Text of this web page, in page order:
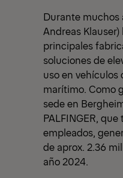
Durante muchos
Andreas
principales
soluciones de
uso en vehículos
marítimo. Como
sede en
PALFINGER,
empleados,
de aprox. 2.36
año 2024.